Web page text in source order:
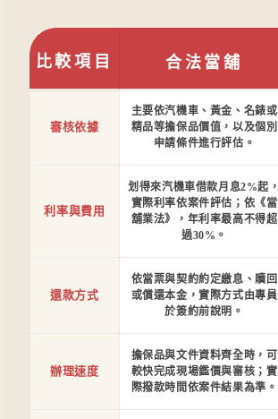
比較項目 合法當舖
審核依據
主要依汽機車、黃金、名錶或
精品等擔保品價值，以及個別
申請條件進行評估。
利率與費用
划得來汽機車借款月息2%起，
實際利率依案件評估；依《當
舖業法》，年利率最高不得超
過30%。
還款方式
依當票與契約約定繳息、贖回
或償還本金，實際方式由專員
於簽約前說明。
辦理速度
擔保品與文件資料齊全時，可
較快完成現場鑑價與審核；實
際撥款時間依案件結果為準。